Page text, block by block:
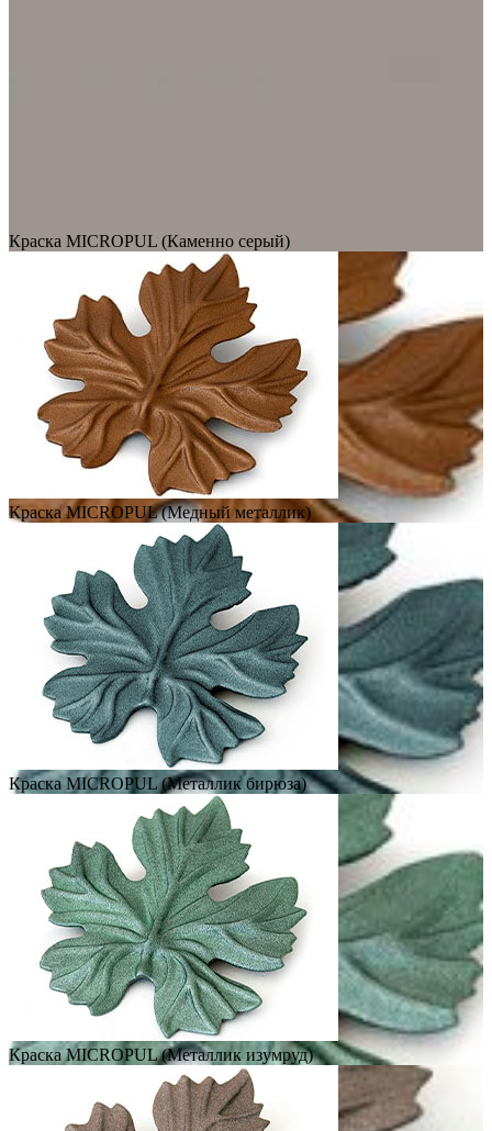
Краска MICROPUL (Каменно серый)
Краска MICROPUL (Медный металлик)
Краска MICROPUL (Металлик бирюза)
Краска MICROPUL (Металлик изумруд)